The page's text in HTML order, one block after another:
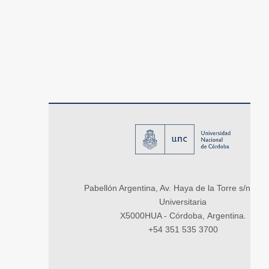
Pabellón Argentina, Av. Haya de la Torre s/n,
Universitaria
X5000HUA - Córdoba, Argentina.
+54 351 535 3700